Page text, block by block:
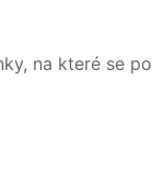
na které se